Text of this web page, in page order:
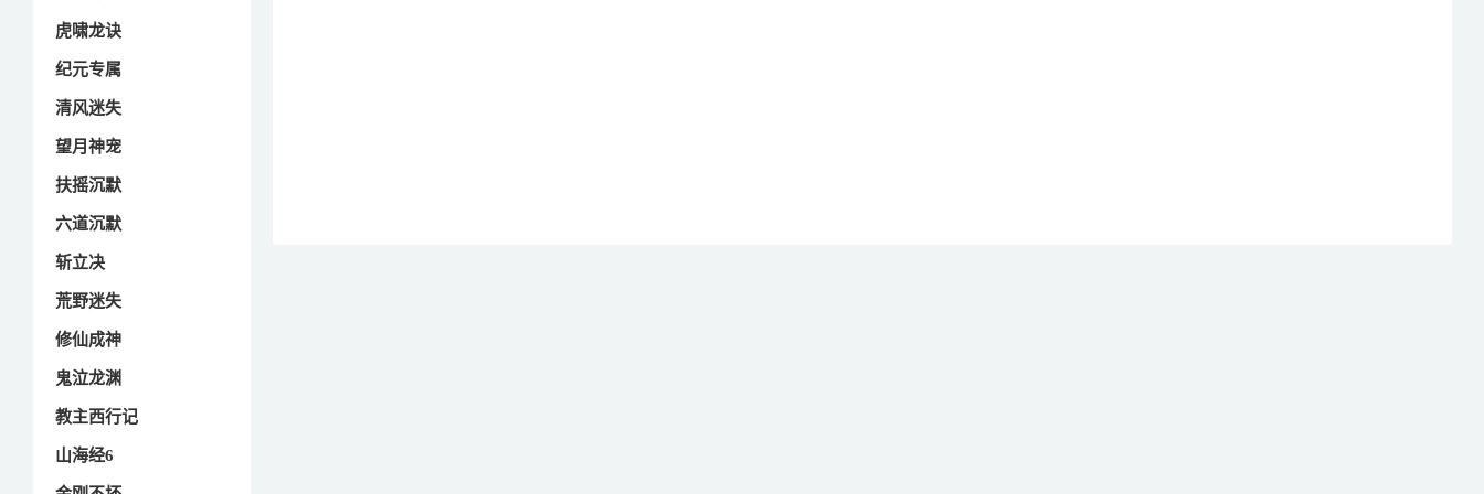
虎啸龙诀
纪元专属
清风迷失
望月神宠
扶摇沉默
六道沉默
斩立决
荒野迷失
修仙成神
鬼泣龙渊
教主西行记
山海经6